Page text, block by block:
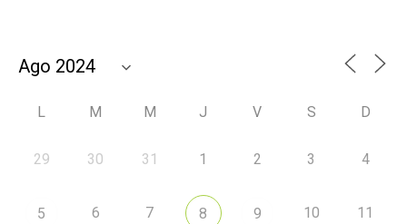
L M M J V S D
29 30 31 1 2 3 4
5 6 7 8 9 10 11